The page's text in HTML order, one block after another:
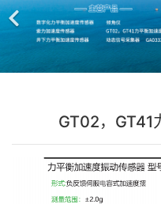
荣誉资质
公司简介
资讯
公司新闻产品中心
监测软件
桥梁案例
联系我们
GT02，GT41